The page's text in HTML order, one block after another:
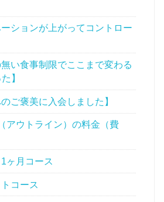
ーションが上がってコントロー
無い食事制限でここまで変わる
】
ご褒美に入会しました】
アウトライン）の料金（費
ヶ月コース
コース